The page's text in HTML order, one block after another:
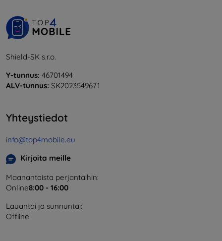
Shield-SK s.r.o.
Y-tunnus: 46701494
ALV-tunnus: SK2023549671
Yhteystiedot
info@top4mobile.eu
Kirjoita meille
Maanantaista perjantaihin:
Online8:00 - 16:00
Lauantai ja sunnuntai:
Offline